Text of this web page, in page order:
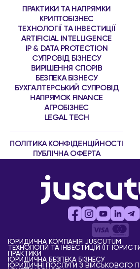
ПРАКТИКИ ТА НАПРЯМКИ
КРИПТОБІЗНЕС
ТЕХНОЛОГІЇ ТА ІНВЕСТИЦІЇ
ARTIFICIAL INTELLIGENCE
IP & DATA PROTECTION
СУПРОВІД БІЗНЕСУ
ВИРІШЕННЯ СПОРІВ
БЕЗПЕКА БІЗНЕСУ
БУХГАЛТЕРСЬКИЙ СУПРОВІД
НАПРЯМОК FINANCE
АГРОБІЗНЕС
LEGAL TECH
ПОЛІТИКА КОНФІДЕНЦІЙНОСТІ
ПУБЛІЧНА ОФЕРТА
ЮРИДИЧНА КОМПАНІЯ JUSCUTUM
ТЕХНОЛОГІЙ ТА ІНВЕСТИЦІЙ (IT
ПРАКТИКИ
ЮРИДИЧНА БЕЗПЕКА БІЗНЕСУ
ЮРИДИЧНІ ПОСЛУГИ З ВІЙСЬКОВОГО